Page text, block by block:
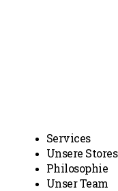
Services
Unsere Stores
Philosophie
Unser Team